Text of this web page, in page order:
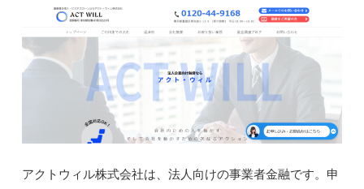
アクトウィル株式会社は、法人向けの事業者金融です。申